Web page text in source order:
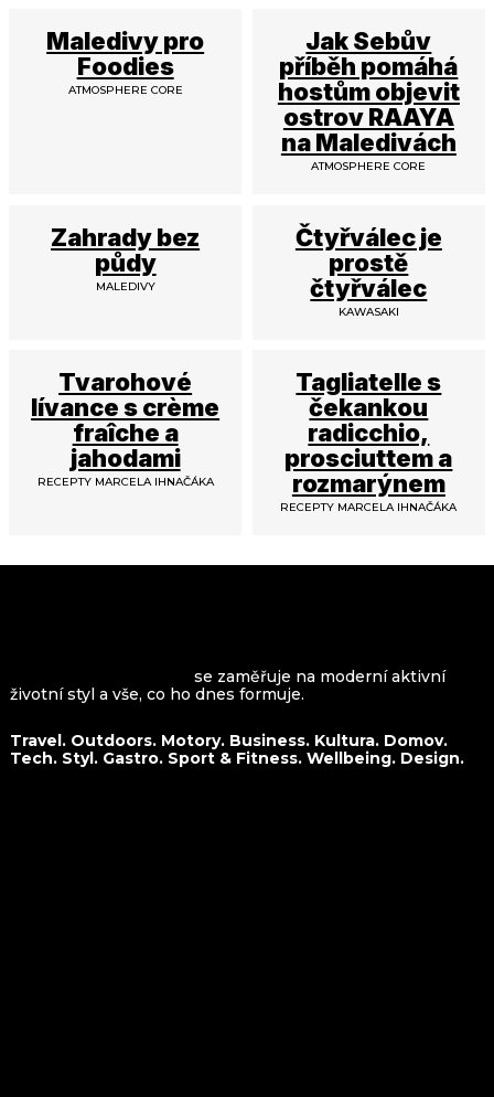
Maledivy pro
Foodies
ATMOSPHERE CORE
Jak Sebův
příběh pomáhá
hostům objevit
ostrov RAAYA
na Maledivách
ATMOSPHERE CORE
Zahrady bez
půdy
MALEDIVY
Čtyřválec je
prostě
čtyřválec
KAWASAKI
Tvarohové
lívance s crème
fraîche a
jahodami
RECEPTY MARCELA IHNAČÁKA
Tagliatelle s
čekankou
radicchio,
prosciuttem a
rozmarýnem
RECEPTY MARCELA IHNAČÁKA
se zaměřuje na moderní aktivní
životní styl a vše, co ho dnes formuje.
Travel. Outdoors. Motory. Business. Kultura. Domov.
Tech. Styl. Gastro. Sport & Fitness. Wellbeing. Design.